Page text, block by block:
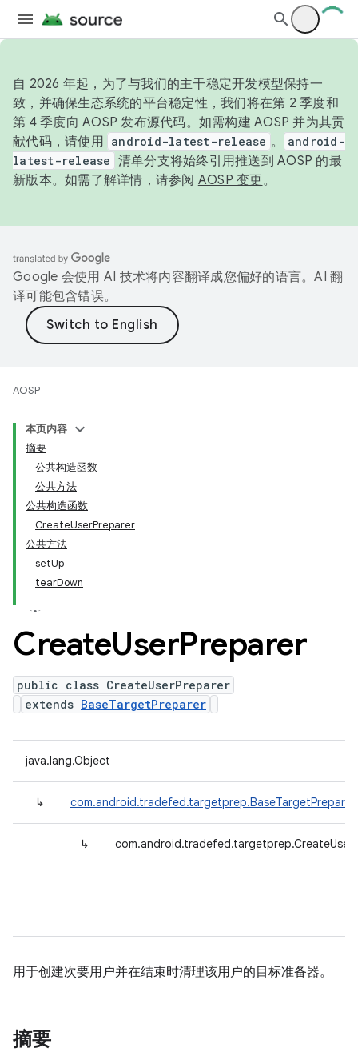
自 2026 年起，为了与我们的主干稳定开发模型保持一
致，并确保生态系统的平台稳定性，我们将在第 2 季度和
第 4 季度向 AOSP 发布源代码。如需构建 AOSP 并为其贡
献代码，请使用 android-latest-release 。
android-
latest-release 清单分支将始终引用推送到 AOSP 的最
新版本。如需了解详情，请参阅 AOSP 变更。
Google 会使用 AI 技术将内容翻译成您偏好的语言。AI 翻
译可能包含错误。
AOSP
本页内容
摘要
公共构造函数
公共方法
公共构造函数
CreateUserPreparer
公共方法
setUp
tearDown
CreateUserPreparer
public class CreateUserPreparer
extends BaseTargetPreparer
java.lang.Object
↳ com.android.tradefed.targetprep.BaseTargetPreparer
↳
用于创建次要用户并在结束时清理该用户的目标准备器。
摘要